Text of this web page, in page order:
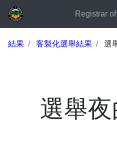
Registrar
結果 客製化選舉結果 選
選舉